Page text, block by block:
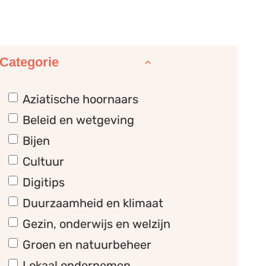
Filter op
Aziatische hoornaars
Beleid en wetgeving
Bijen
Cultuur
Digitips
Duurzaamheid en klimaat
Gezin, onderwijs en welzijn
Groen en natuurbeheer